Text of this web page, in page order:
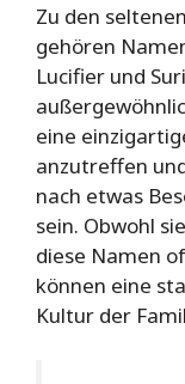
Zu den
gehören
Lucifier und
eine
anzutreffen
nach etwas
sein. Obwohl
diese Namen
können eine
Kultur der